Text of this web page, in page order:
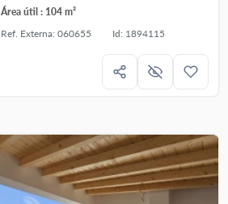
Área útil : 104 m²
Ref. Externa: 060655 Id: 1894115